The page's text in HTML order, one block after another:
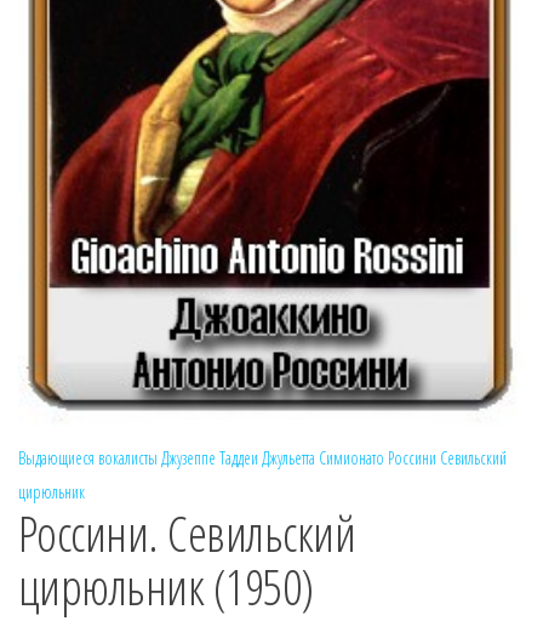
Выдающиеся вокалисты Джузеппе Таддеи Джульетта Симионато Россини Севильский
цирюльник
Россини. Севильский
цирюльник (1950)